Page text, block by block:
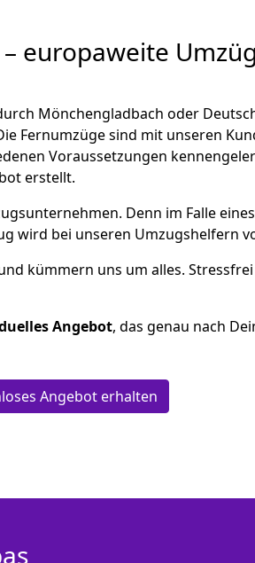
europaweite
Mönchen­gladbach oder
Fernumzüge sind mit unseren
Voraussetzungen
erstellt.
Denn im Falle
wird bei unseren Umzugshelfern
kümmern uns um alles.
Angebot, das genau nach
Angebot erhalten